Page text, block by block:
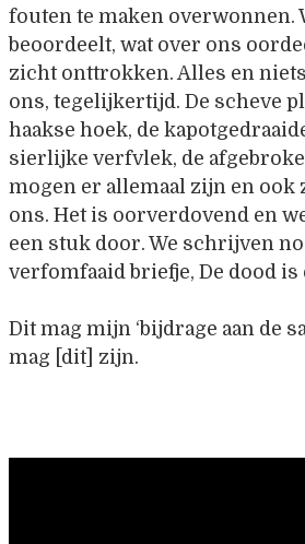
fouten te maken overwonnen.
beoordeelt, wat over ons
zicht onttrokken. Alles en
ons, tegelijkertijd. De scheve
haakse hoek, de
sierlijke verfvlek, de
mogen er allemaal zijn en ook
ons. Het is oorverdovend en
een stuk door. We schrijven
verfomfaaid briefje, De dood is
Dit mag mijn ‘bijdrage aan de
mag [dit] zijn.